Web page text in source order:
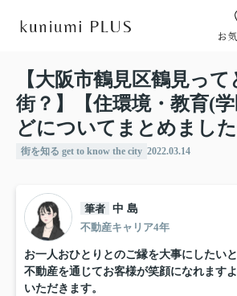
お
【大阪市鶴見区鶴見っ
街？】【住環境・教育(
どについてまとめました
街を知る get to know the city 2022.03.14
筆者 中 島
不動産キャリア4年
お一人おひとりとのご縁を大事にしたい
不動産を通じてお客様が笑顔になれます
いただきます。